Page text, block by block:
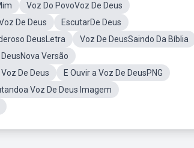
Voz Do PovoVoz De Deus
De Deus
EscutarDe Deus
DeusLetra
Voz De DeusSaindo Da Bíblia
Versão
De Deus
E Ouvir a Voz De DeusPNG
Voz De Deus Imagem